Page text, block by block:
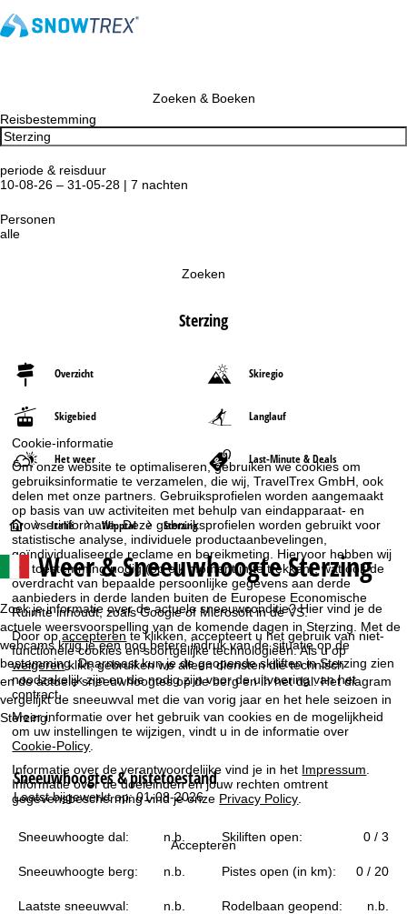
Cookie-informatie
Om onze website te optimaliseren, gebruiken we cookies om
gebruiksinformatie te verzamelen, die wij, TravelTrex GmbH, ook
delen met onze partners. Gebruiksprofielen worden aangemaakt
op basis van uw activiteiten met behulp van eindapparaat- en
browserinformatie. Deze gebruiksprofielen worden gebruikt voor
statistische analyse, individuele productaanbevelingen,
geïndividualiseerde reclame en bereikmeting. Hiervoor hebben wij
uw toestemming nodig (op elk moment in te trekken), wat ook de
overdracht van bepaalde persoonlijke gegevens aan derde
aanbieders in derde landen buiten de Europese Economische
Ruimte inhoudt, zoals Google of Microsoft in de VS.
Door opaccepterente klikken, accepteert u het gebruik van niet-
functionele cookies en soortgelijke technologieën. Als u op
weigerenklikt, gebruiken we alleen diensten die technisch
noodzakelijk zijn en die nodig zijn voor de uitvoering van het
contract.
Meer informatie over het gebruik van cookies en de mogelijkheid
om uw instellingen te wijzigen, vindt u in de informatie over
Cookie-Policy
Informatie over de verantwoordelijke vind je in het Impressum
Informatie over de doeleinden en jouw rechten omtrent
gegevensbescherming vind je onze Privacy Policy
Accepteren
Zoeken & Boeken
Reisbestemming
periode & reisduur
10-08-26 – 31-05-28 | 7 nachten
Personen
alle
Zoeken
Sterzing
Overzicht Skiregio
Skigebied Langlauf
Het weer Last-Minute & Deals
S
t
a
r
t
p
a
g
Italië Wipptal Sterzing
Weer & Sneeuwhoogte Sterzing
Zoek je informatie over de actuele sneeuwconditie? Hier vind je de
actuele weersvoorspelling van de komende dagen in Sterzing. Met de
webcams krijg je een nog betere indruk van de situatie op de
bestemming. Daarnaast kun je de geopende skiliften in Sterzing zien
en de actuele sneeuwhoogtes op de berg en in het dal. Het diagram
vergelijkt de sneeuwval met die van vorig jaar en het hele seizoen in
Sterzing.
Sneeuwhoogtes & pistetoestand
Laatst bijgewerkt op: 01-08-2026
Sneeuwhoogte dal: n.b. Skiliften open: 0 / 3
Sneeuwhoogte berg: n.b. Pistes open (in km): 0 / 20
Laatste sneeuwval: n.b. Rodelbaan geopend: n.b.